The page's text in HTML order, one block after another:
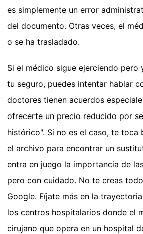
es simplemente un error
del documento. Otras veces, el
o se ha trasladado.
Si el médico sigue ejerciendo pero
tu seguro, puedes intentar hablar
doctores tienen acuerdos
ofrecerte un precio reducido por
histórico". Si no es el caso, te toca
el archivo para encontrar un
entra en juego la importancia de
pero con cuidado. No te creas
Google. Fíjate más en la
los centros hospitalarios donde el
cirujano que opera en un hospital